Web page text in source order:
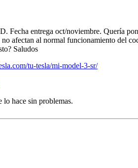
Fecha entrega oct/noviembre. Quería
afectan al normal funcionamiento del
Saludos
tu-tesla/mi-model-3-sr/
lo hace sin problemas.